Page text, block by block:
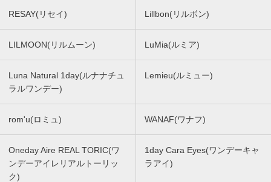
RESAY(リセイ) Lillbon(リルボン)
LILMOON(リルムーン) LuMia(ルミア)
Luna Natural 1day(ルナナチュ
ラルワンデー)
Lemieu(ルミュー)
rom'u(ロミュ) WANAF(ワナフ)
Oneday Aire REAL TORIC(ワ
ンデーアイレリアルトーリッ
ク)
1day Cara Eyes(ワンデーキャ
ラアイ)